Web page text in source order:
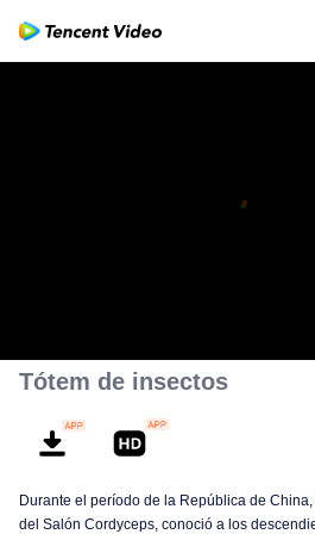
Tótem de insectos
Durante el período de la República de
del Salón Cordyceps, conoció a los